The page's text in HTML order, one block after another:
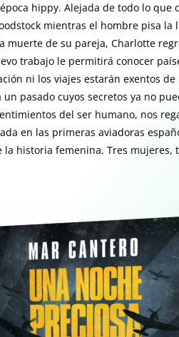
hippy. Alejada de todo lo que
mientras el hombre pisa
muerte de su pareja, Charlotte
trabajo le permitirá conocer
ni los viajes estarán exentos
pasado cuyos secretos ya no
del ser humano, nos
en las primeras aviadoras
historia femenina. Tres mujeres,